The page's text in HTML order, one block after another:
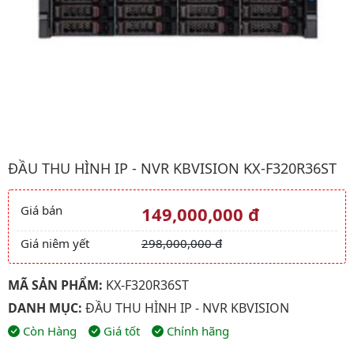
Hình ảnh đại diện của sản phẩm Đầu thu hình IP - NVR kbvision
ĐẦU THU HÌNH IP - NVR KBVISION KX-F320R36ST
Giá và khuyến mãi
Giá bán 149,000,000 đ
Giá niêm yết 298,000,000 đ
MÃ SẢN PHẨM: KX-F320R36ST
DANH MỤC: ĐẦU THU HÌNH IP - NVR KBVISION
Còn Hàng Giá tốt Chính hãng